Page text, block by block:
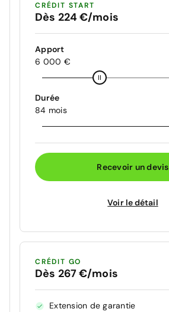
CRÉDIT START
Dès 224 €/mois
Apport
6 000 €
Durée
84 mois
Recevoir un devis
Voir le détail
CRÉDIT GO
Dès 267 €/mois
Extension de garantie